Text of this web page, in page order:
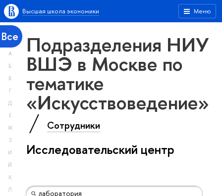
Меню
Высшая школа экономики
Все
А
Б
В
Г
Д
Е
Ж
З
И
Й
К
Л
Подразделения НИУ
ВШЭ в Москве по
тематике
«Искусствоведение»
Сотрудники
Исследовательский центр